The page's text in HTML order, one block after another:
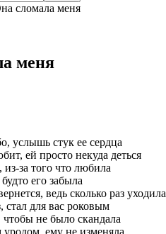
сломала меня
меня
услышь стук ее сердца
ей просто некуда деться
из-за того что любила
его забыла
ведь сколько раз уходила
стал для вас роковым
не было скандала
ему не изменяла